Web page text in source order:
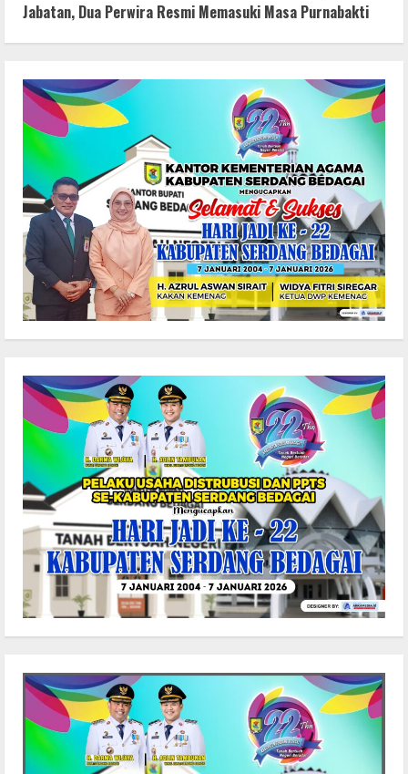
Jabatan, Dua Perwira Resmi Memasuki Masa Purnabakti